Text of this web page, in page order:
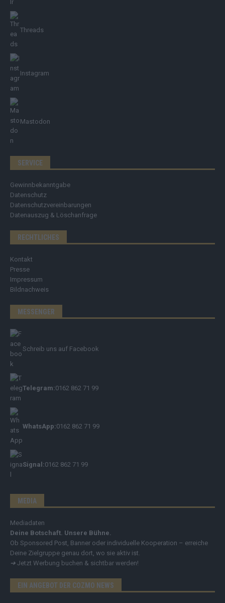
Threads
Instagram
Mastodon
SERVICE
Gewinnbekanntgabe
Datenschutz
Datenschutzvereinbarungen
Datenauszug & Löschanfrage
RECHTLICHES
Kontakt
Presse
Impressum
Bildnachweis
MESSENGER
Schreib uns auf Facebook
Telegram:0162 862 71 99
WhatsApp:0162 862 71 99
Signal:0162 862 71 99
MEDIA
Mediadaten
Deine Botschaft. Unsere Bühne.
Ob Sponsored Post, Banner oder individuelle Kooperation – erreiche
Deine Zielgruppe genau dort, wo sie aktiv ist.
➔ Jetzt Werbung buchen & sichtbar werden!
EIN ANGEBOT DER COZMO NEWS